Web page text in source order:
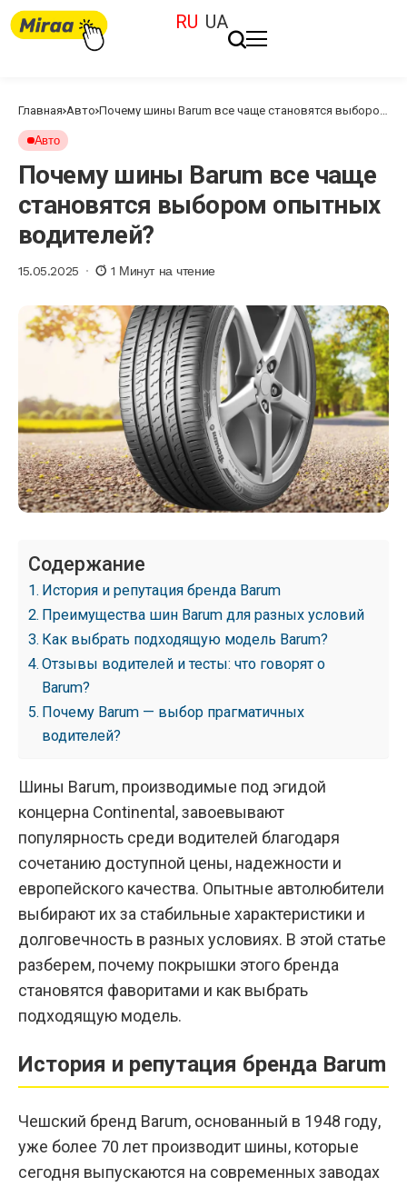
RU UA
Главная Авто Почему шины Barum все чаще становятся выбором
Авто
Почему шины Barum все чаще
становятся выбором опытных
водителей?
15.05.2025 1 Минут на чтение
Содержание
История и репутация бренда Barum
Преимущества шин Barum для разных условий
Как выбрать подходящую модель Barum?
Отзывы водителей и тесты: что говорят о
Barum?
Почему Barum — выбор прагматичных
водителей?
Шины Barum, производимые под эгидой
концерна Continental, завоевывают
популярность среди водителей благодаря
сочетанию доступной цены, надежности и
европейского качества. Опытные автолюбители
выбирают их за стабильные характеристики и
долговечность в разных условиях. В этой статье
разберем, почему покрышки этого бренда
становятся фаворитами и как выбрать
подходящую модель.
История и репутация бренда Barum
Чешский бренд Barum, основанный в 1948 году,
уже более 70 лет производит шины, которые
сегодня выпускаются на современных заводах